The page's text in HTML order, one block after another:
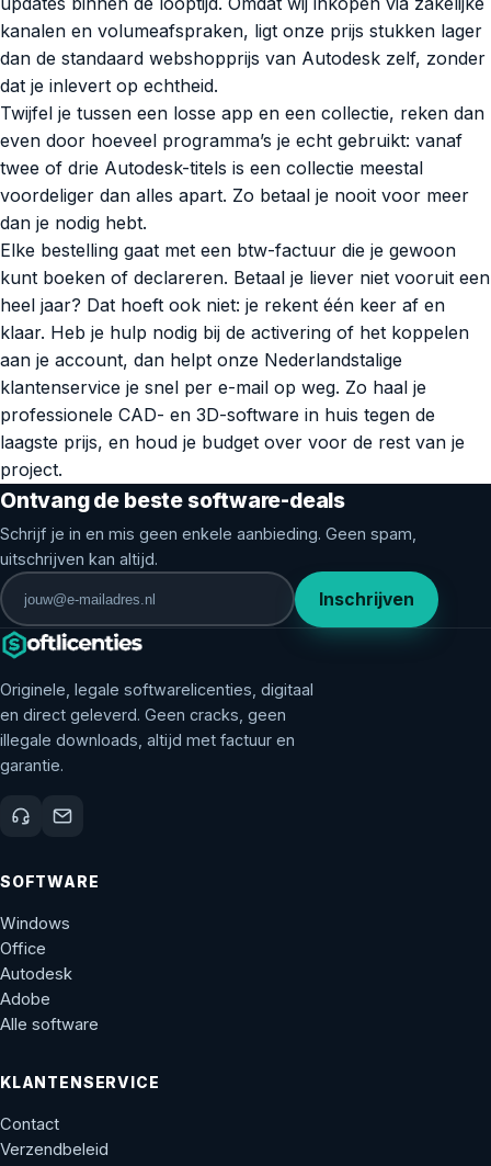
kanalen en volumeafspraken, ligt onze prijs stukken lager
dan de standaard webshopprijs van Autodesk zelf, zonder
dat je inlevert op echtheid.
Twijfel je tussen een losse app en een collectie, reken dan
even door hoeveel programma’s je echt gebruikt: vanaf
twee of drie Autodesk-titels is een collectie meestal
voordeliger dan alles apart. Zo betaal je nooit voor meer
dan je nodig hebt.
Elke bestelling gaat met een btw-factuur die je gewoon
kunt boeken of declareren. Betaal je liever niet vooruit een
heel jaar? Dat hoeft ook niet: je rekent één keer af en
klaar. Heb je hulp nodig bij de activering of het koppelen
aan je account, dan helpt onze Nederlandstalige
klantenservice je snel per e-mail op weg. Zo haal je
professionele CAD- en 3D-software in huis tegen de
laagste prijs, en houd je budget over voor de rest van je
project.
Ontvang de beste software-deals
Schrijf je in en mis geen enkele aanbieding. Geen spam,
uitschrijven kan altijd.
Inschrijven
Originele, legale softwarelicenties, digitaal
en direct geleverd. Geen cracks, geen
illegale downloads, altijd met factuur en
garantie.
SOFTWARE
Windows
Office
Autodesk
Adobe
Alle software
KLANTENSERVICE
Contact
Verzendbeleid